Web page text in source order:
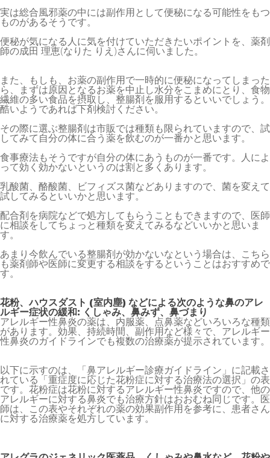
実は総合風邪薬の中には副作用として便秘になる可能性をもつ
ものがあるそうです。
便秘が気になる人に気を付けていただきたいポイントを、薬剤
師の成田 理恵(なりた りえ)さんに伺いました。
また、もしも、お薬の副作用で一時的に便秘になってしまった
ら、まずは原因となるお薬を中止し水分をこまめにとり、食物
繊維の多い食品を摂取し、整腸剤を服用するといいでしょう。
酷いようであれば下剤検討ください。
その際に選ぶ整腸剤は市販では種類も限られていますので、試
してみて自分の体に合う薬を飲むのが一番かと思います。
食事療法もそうですが自分の体にあうものが一番です。人によ
って効く効かないというのは割と多くあります。
乳酸菌、酪酸菌、ビフィズス菌などありますので、菌を変えて
試してみるといいかと思います。
配合剤を病院などで処方してもらうこともできますので、医師
に相談をしてちょっと種類を変えてみるなどいいかと思いま
す。
あまり今飲んでいる整腸剤が効かないなという場合は、こちら
も薬剤師や医師に変更する相談をするということはおすすめで
す。
花粉、ハウスダスト (室内塵) などによる次のような鼻のアレ
ルギー症状の緩和: くしゃみ、鼻みず、鼻づまり
アレルギー性鼻炎の薬は、内服薬、点鼻薬などいろいろな種類
があります。効果、持続時間、副作用など様々で、アレルギー
性鼻炎のガイドラインでも複数の治療薬が提示されています。
以下に示すのは、「鼻アレルギー診療ガイドライン」に記載さ
れている「重症度に応じた花粉症に対する治療法の選択」の表
です。花粉症は花粉に対するアレルギー性鼻炎ですので、他の
アレルギーに対する鼻炎でも治療方針はおおむね同じです。医
師は、この表やそれぞれの薬の効果副作用を参考に、患者さん
に対する治療薬を処方しています。